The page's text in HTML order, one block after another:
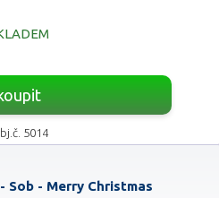
5014
Sob - Merry Christmas